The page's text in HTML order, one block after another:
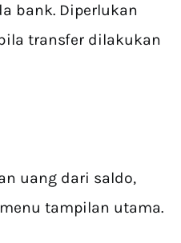
bank. Diperlukan
transfer dilakukan
uang dari saldo,
tampilan utama.